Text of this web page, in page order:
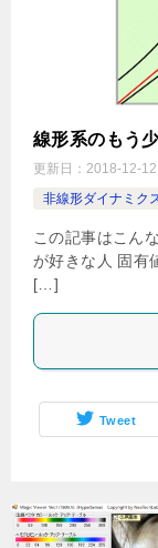
線形系のもう
更新日： 2018-12-12
非線形ダイナミク
この記事はこん
が好きな人 固有
[…]
Tweet